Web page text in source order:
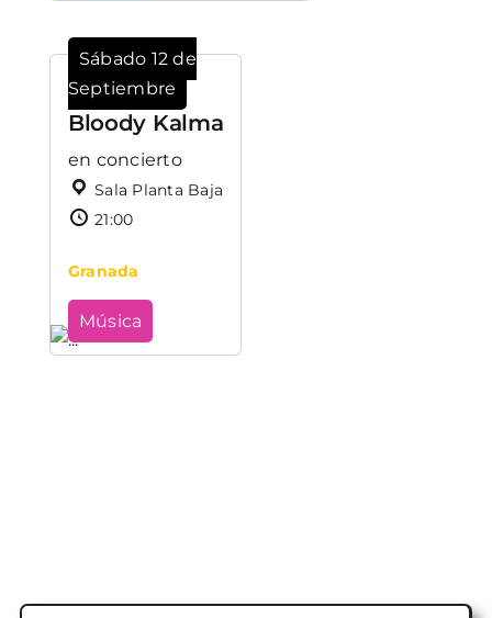
Sábado 12 de
Septiembre
Bloody Kalma
en concierto
Sala Planta Baja
21:00
Granada
Música